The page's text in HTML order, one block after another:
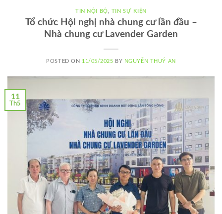
TIN NỘI BỘ, TIN SỰ KIỆN
Tổ chức Hội nghị nhà chung cư lần đầu –
Nhà chung cư Lavender Garden
POSTED ON 11/05/2025 BY NGUYỄN THUÝ AN
11
Th5